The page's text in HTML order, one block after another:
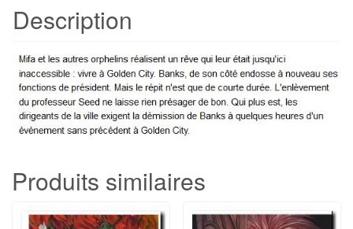
enfants
perdus,
Pecqueur
et
Malfin
Description
Produits similaires